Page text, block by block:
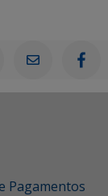
Pagamentos